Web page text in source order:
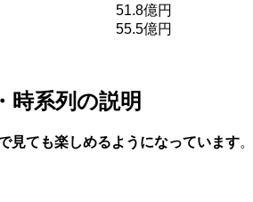
51.8億円
55.5億円
時系列の説明
見ても楽しめるようになっています。